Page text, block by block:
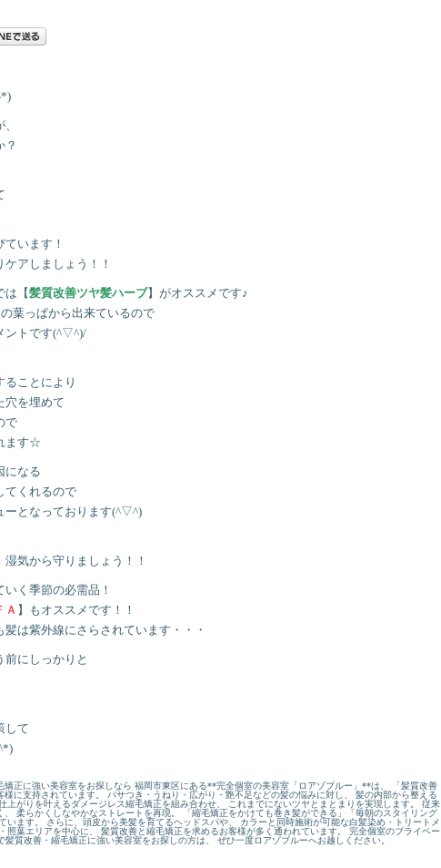
？
ています！
アしましょう！！
は【髪質改善ツヤ髪ハーブ】がオススメです♪
葉っぱから出来ているので
ントです(^▽^)/
ることにより
穴を埋めて
で
ます☆
になる
てくれるので
ーとなっております(^▽^)
気から守りましょう！！
く季節の必需品！
Ａ 】もオススメです！！
は紫外線にさらされています・・・
にしっかりと
して
正に強い美容室をお探しなら 福岡市東区にある**完全個室の美容室「ロアゾブルー」**は、 「髪質改善
に支持されています。 パサつき・うねり・広がり・艶不足などの髪の悩みに対し、 髪の内部から整える
上がりを叶えるダメージレス縮毛矯正を組み合わせ、 これまでにないツヤとまとまりを実現します。 従来
柔らかくしなやかなストレートを再現。 「縮毛矯正をかけても巻き髪ができる」「毎朝のスタイリング
います。 さらに、頭皮から美髪を育てるヘッドスパや、 カラーと同時施術が可能な白髪染め・トリートメ
照葉エリアを中心に、 髪質改善と縮毛矯正を求めるお客様が多く通われています。 完全個室のプライベー
髪質改善・縮毛矯正に強い美容室をお探しの方は、 ぜひ一度ロアゾブルーへお越しください。